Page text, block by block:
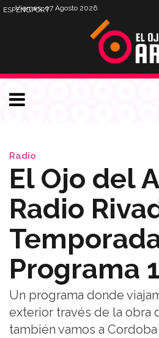
Viernes, 07 Agosto 2026
ESPENGPORT
Radio
El Ojo del
Radio
Programa
Un programa donde
exterior través de la obra
también vamos a